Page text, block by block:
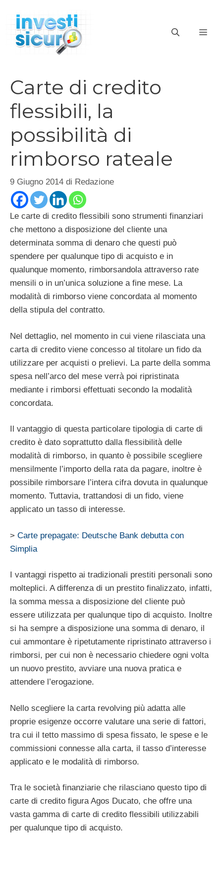
contenuto
Carte di credito
flessibili, la
possibilità di
rimborso rateale
9 Giugno 2014 di Redazione
Le carte di credito flessibili sono strumenti finanziari
che mettono a disposizione del cliente una
determinata somma di denaro che questi può
spendere per qualunque tipo di acquisto e in
qualunque momento, rimborsandola attraverso rate
mensili o in un’unica soluzione a fine mese. La
modalità di rimborso viene concordata al momento
della stipula del contratto.
Nel dettaglio, nel momento in cui viene rilasciata una
carta di credito viene concesso al titolare un fido da
utilizzare per acquisti o prelievi. La parte della somma
spesa nell’arco del mese verrà poi ripristinata
mediante i rimborsi effettuati secondo la modalità
concordata.
Il vantaggio di questa particolare tipologia di carte di
credito è dato soprattutto dalla flessibilità delle
modalità di rimborso, in quanto è possibile scegliere
mensilmente l’importo della rata da pagare, inoltre è
possibile rimborsare l’intera cifra dovuta in qualunque
momento. Tuttavia, trattandosi di un fido, viene
applicato un tasso di interesse.
> Carte prepagate: Deutsche Bank debutta con
Simplia
I vantaggi rispetto ai tradizionali prestiti personali sono
molteplici. A differenza di un prestito finalizzato, infatti,
la somma messa a disposizione del cliente può
essere utilizzata per qualunque tipo di acquisto. Inoltre
si ha sempre a disposizione una somma di denaro, il
cui ammontare è ripetutamente ripristinato attraverso i
rimborsi, per cui non è necessario chiedere ogni volta
un nuovo prestito, avviare una nuova pratica e
attendere l’erogazione.
Nello scegliere la carta revolving più adatta alle
proprie esigenze occorre valutare una serie di fattori,
tra cui il tetto massimo di spesa fissato, le spese e le
commissioni connesse alla carta, il tasso d’interesse
applicato e le modalità di rimborso.
Tra le società finanziarie che rilasciano questo tipo di
carte di credito figura Agos Ducato, che offre una
vasta gamma di carte di credito flessibili utilizzabili
per qualunque tipo di acquisto.